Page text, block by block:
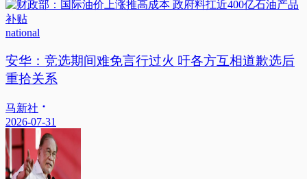
national
安华：竞选期间难免言行过火 吁各方互相道歉选后
重拾关系
马新社
2026-07-31